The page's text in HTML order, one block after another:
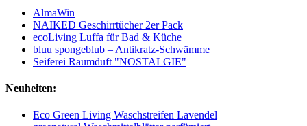
AlmaWin
NAIKED Geschirrtücher 2er Pack
ecoLiving Luffa für Bad & Küche
bluu spongeblub – Antikratz-Schwämme
Seiferei Raumduft "NOSTALGIE"
Neuheiten:
Eco Green Living Waschstreifen Lavendel